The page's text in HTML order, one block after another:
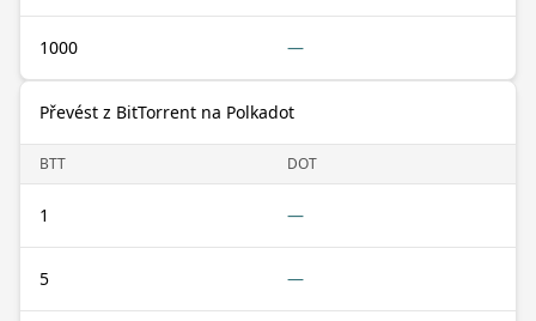
1000 —
Převést z BitTorrent na Polkadot
BTT DOT
1 —
5 —